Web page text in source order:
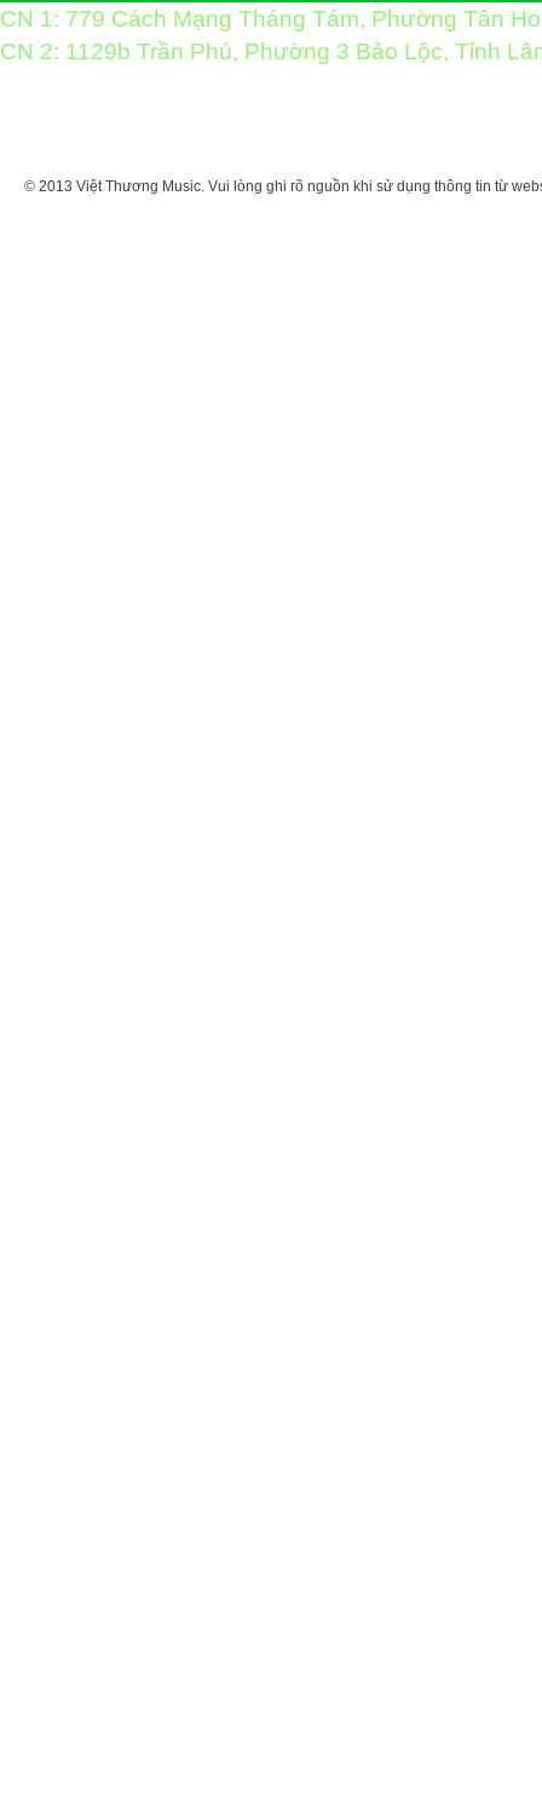
CN 1: 779 Cách Mạng Tháng Tám, Phường Tân
CN 2: 1129b Trần Phú, Phường 3 Bảo Lộc, Tỉnh
© 2013 Việt Thương Music. Vui lòng ghi rõ nguồn khi sử dụng thông tin từ